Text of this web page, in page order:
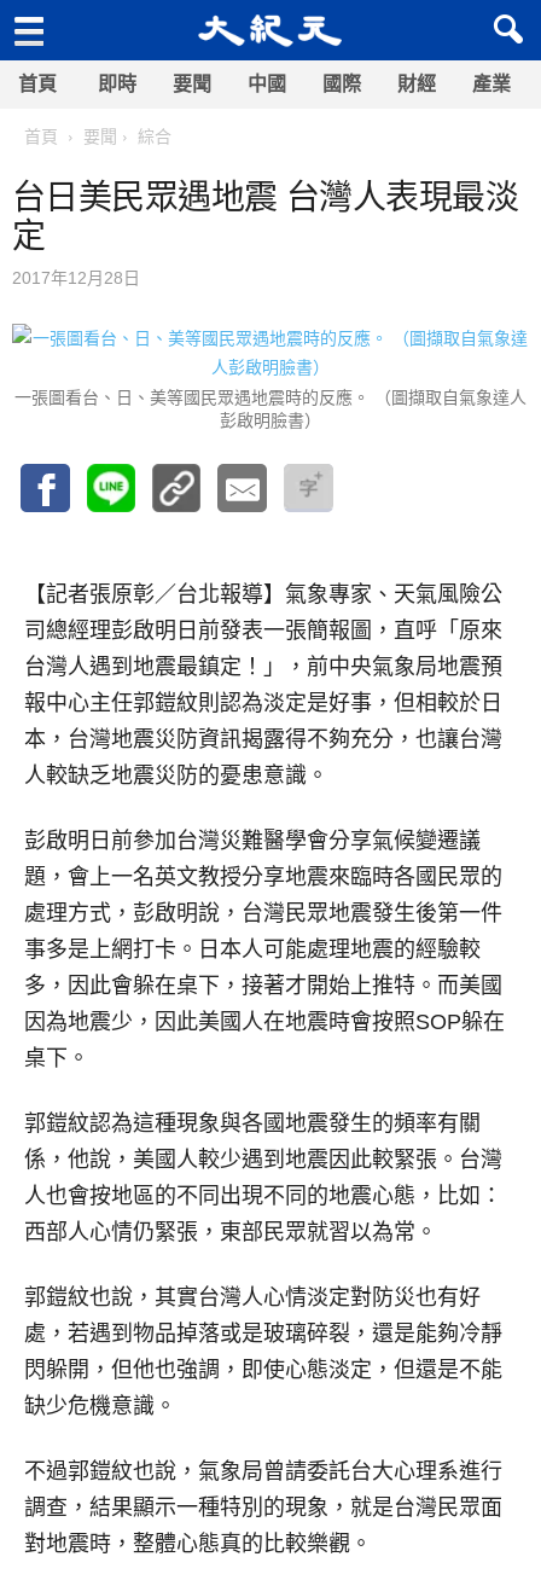
首頁 即時 要聞 中國 國際 財經 產業
首頁 要聞 綜合
台日美民眾遇地震 台灣人表現最淡
定
2017年12月28日
一張圖看台、日、美等國民眾遇地震時的反應。 （圖擷取自氣象達人
彭啟明臉書）
【記者張原彰／台北報導】 氣象專家、天氣風險公
司總經理彭啟明日前發表一張簡報圖，直呼「原來
台灣人遇到地震最鎮定！」，前中央氣象局地震預
報中心主任郭鎧紋則認為淡定是好事，但相較於日
本，台灣地震災防資訊揭露得不夠充分，也讓台灣
人較缺乏地震災防的憂患意識。
彭啟明日前參加台灣災難醫學會分享氣候變遷議
題，會上一名英文教授分享地震來臨時各國民眾的
處理方式，彭啟明說，台灣民眾地震發生後第一件
事多是上網打卡。日本人可能處理地震的經驗較
多，因此會躲在桌下，接著才開始上推特。而美國
因為地震少，因此美國人在地震時會按照SOP躲在
桌下。
郭鎧紋認為這種現象與各國地震發生的頻率有關
係，他說，美國人較少遇到地震因此較緊張。台灣
人也會按地區的不同出現不同的地震心態，比如：
西部人心情仍緊張，東部民眾就習以為常。
郭鎧紋也說，其實台灣人心情淡定對防災也有好
處，若遇到物品掉落或是玻璃碎裂，還是能夠冷靜
閃躲開，但他也強調，即使心態淡定，但還是不能
缺少危機意識。
不過郭鎧紋也說，氣象局曾請委託台大心理系進行
調查，結果顯示一種特別的現象，就是台灣民眾面
對地震時，整體心態真的比較樂觀。